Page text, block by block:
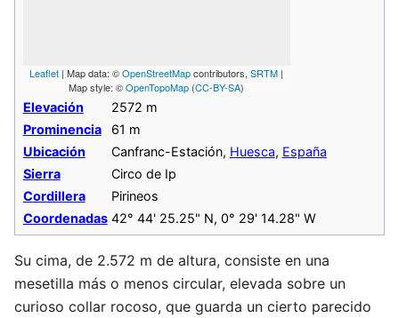
Leaflet | Map data: ©OpenStreetMapcontributors,SRTM |
Map style: ©OpenTopoMap (CC-BY-SA)
Elevación
2572 m
Prominencia
61 m
Ubicación
Canfranc-Estación, Huesca, España
Sierra
Circo de Ip
Cordillera
Pirineos
Coordenadas 42° 44' 25.25" N, 0° 29' 14.28" W
Su cima, de 2.572 m de altura, consiste en una
mesetilla más o menos circular, elevada sobre un
curioso collar rocoso, que guarda un cierto parecido